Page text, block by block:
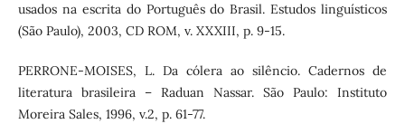
usados na escrita do Português do Brasil. Estudos linguísticos
(São Paulo), 2003, CD ROM, v. XXXIII, p. 9-15.
PERRONE-MOISES, L. Da cólera ao silêncio. Cadernos de
literatura brasileira – Raduan Nassar. São Paulo: Instituto
Moreira Sales, 1996, v.2, p. 61-77.